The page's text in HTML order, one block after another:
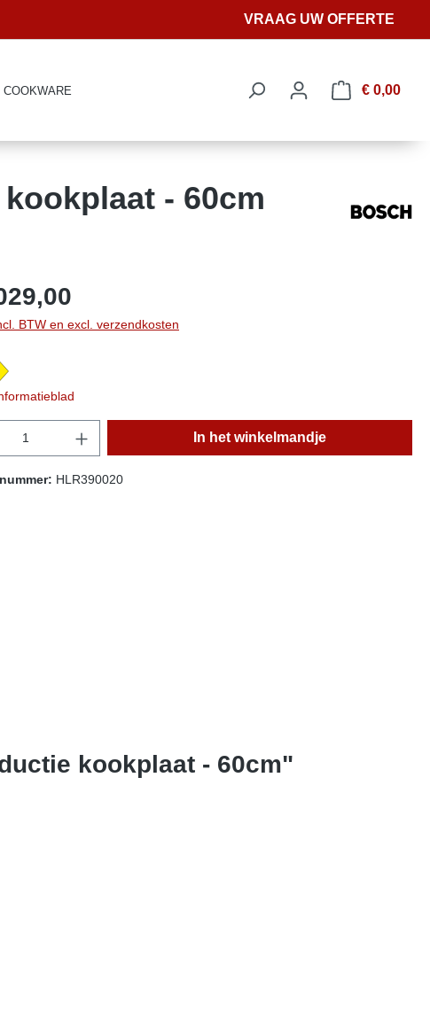
VRAAG UW OFFERTE
COOKWARE € 0,00
- 60cm
BTW en excl. verzendkosten
In het winkelmandje
HLR390020
kookplaat - 60cm"